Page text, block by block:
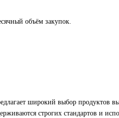
объём закупок.
широкий выбор продуктов
строгих стандартов и